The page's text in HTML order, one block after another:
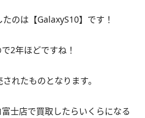
のは【GalaxyS10】です！
2年ほどですね！
れたものとなります。
士店で買取したらいくらになる